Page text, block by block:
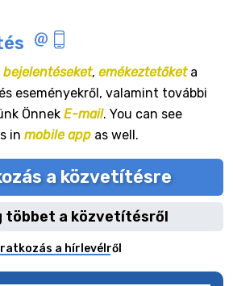
bejelentéseket, emékeztetőketa
eseményekről, valamint további
Önnek E-mail. You can see
in mobile app as well.
a közvetítésre
többet a közvetítésről
a hírlevélről